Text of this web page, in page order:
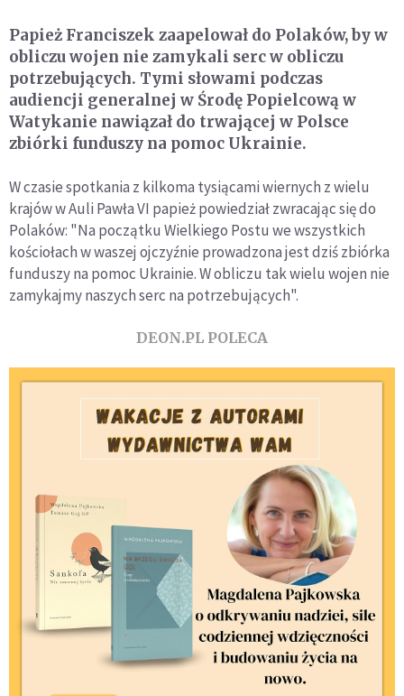
Papież Franciszek zaapelował do Polaków, by w
obliczu wojen nie zamykali serc w obliczu
potrzebujących. Tymi słowami podczas
audiencji generalnej w Środę Popielcową w
Watykanie nawiązał do trwającej w Polsce
zbiórki funduszy na pomoc Ukrainie.
W czasie spotkania z kilkoma tysiącami wiernych z wielu
krajów w Auli Pawła VI papież powiedział zwracając się do
Polaków: "Na początku Wielkiego Postu we wszystkich
kościołach w waszej ojczyźnie prowadzona jest dziś zbiórka
funduszy na pomoc Ukrainie. W obliczu tak wielu wojen nie
zamykajmy naszych serc na potrzebujących".
DEON.PL POLECA